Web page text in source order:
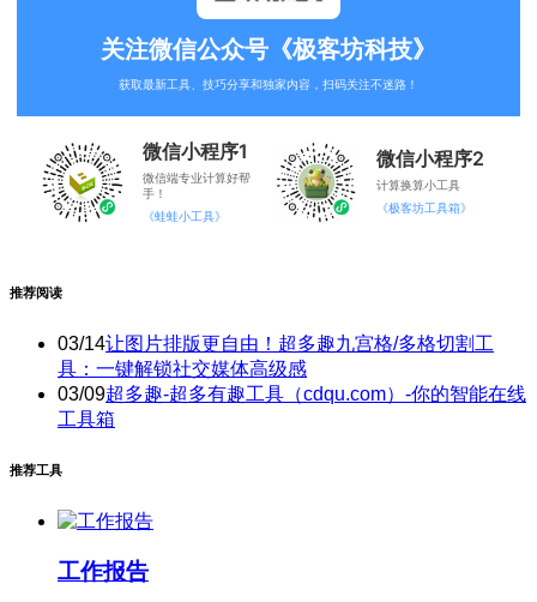
关注微信公众号《极客坊科技》
获取最新工具、技巧分享和独家内容，扫码关注不迷路！
微信小程序1
微信端专业计算好帮
手！
《蛙蛙小工具》
微信小程序2
计算换算小工具
《极客坊工具箱》
推荐阅读
03/14让图片排版更自由！超多趣九宫格/多格切割工
具：一键解锁社交媒体高级感
03/09超多趣-超多有趣工具（cdqu.com）-你的智能在线
工具箱
推荐工具
工作报告